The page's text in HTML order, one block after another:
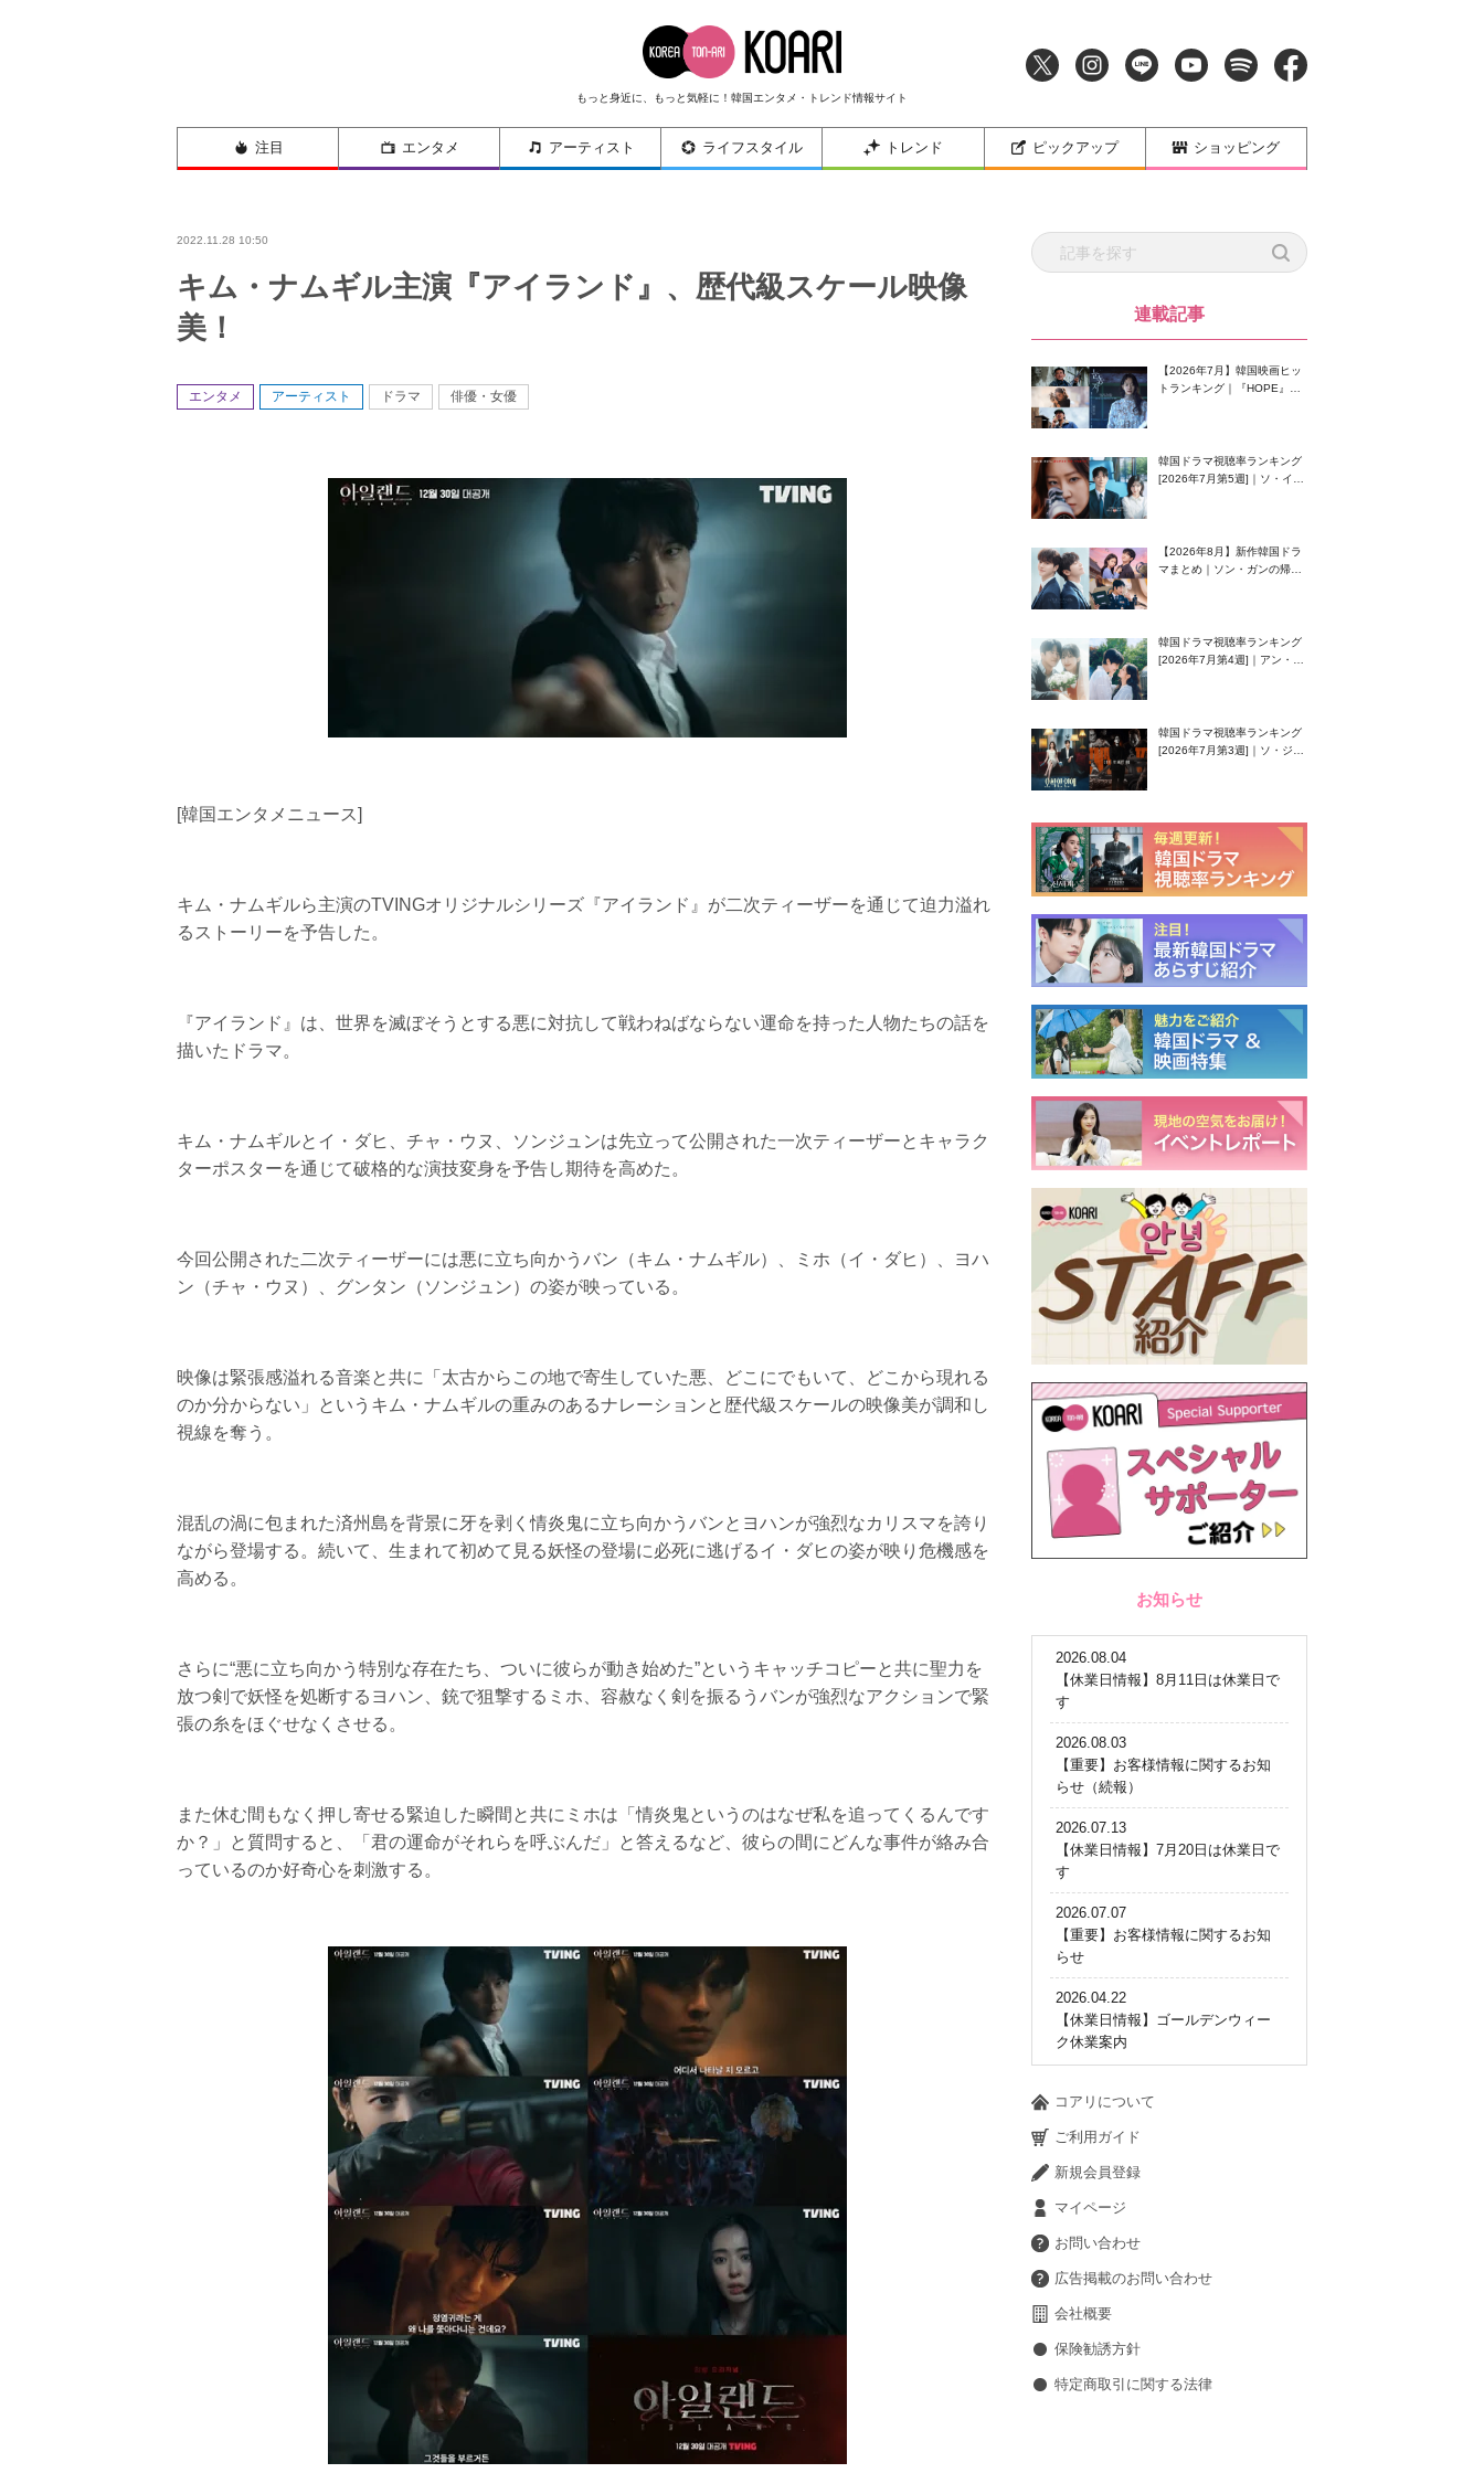
もっと身近に、もっと気軽に！韓国エンタメ・トレンド情報サイト
注目 エンタメ アーティスト ライフスタイル トレンド ピックアップ ショッピング
2022.11.28 10:50
キム・ナムギル主演『アイランド』、歴代級スケール映像
美！
エンタメ アーティスト ドラマ 俳優・女優
[韓国エンタメニュース]
キム・ナムギルら主演のTVINGオリジナルシリーズ『アイランド』が二次ティーザーを通じて迫力溢れ
るストーリーを予告した。
『アイランド』は、世界を滅ぼそうとする悪に対抗して戦わねばならない運命を持った人物たちの話を
描いたドラマ。
キム・ナムギルとイ・ダヒ、チャ・ウヌ、ソンジュンは先立って公開された一次ティーザーとキャラク
ターポスターを通じて破格的な演技変身を予告し期待を高めた。
今回公開された二次ティーザーには悪に立ち向かうバン（キム・ナムギル）、ミホ（イ・ダヒ）、ヨハ
ン（チャ・ウヌ）、グンタン（ソンジュン）の姿が映っている。
映像は緊張感溢れる音楽と共に「太古からこの地で寄生していた悪、どこにでもいて、どこから現れる
のか分からない」というキム・ナムギルの重みのあるナレーションと歴代級スケールの映像美が調和し
視線を奪う。
混乱の渦に包まれた済州島を背景に牙を剥く情炎鬼に立ち向かうバンとヨハンが強烈なカリスマを誇り
ながら登場する。続いて、生まれて初めて見る妖怪の登場に必死に逃げるイ・ダヒの姿が映り危機感を
高める。
さらに“悪に立ち向かう特別な存在たち、ついに彼らが動き始めた”というキャッチコピーと共に聖力を
放つ剣で妖怪を処断するヨハン、銃で狙撃するミホ、容赦なく剣を振るうバンが強烈なアクションで緊
張の糸をほぐせなくさせる。
また休む間もなく押し寄せる緊迫した瞬間と共にミホは「情炎鬼というのはなぜ私を追ってくるんです
か？」と質問すると、「君の運命がそれらを呼ぶんだ」と答えるなど、彼らの間にどんな事件が絡み合
っているのか好奇心を刺激する。
連載記事
【2026年7月】韓国映画ヒッ
トランキング｜『HOPE』が
韓国ドラマ視聴率ランキング
[2026年7月第5週]｜ソ・イン
【2026年8月】新作韓国ドラ
マまとめ｜ソン・ガンの帰
韓国ドラマ視聴率ランキング
[2026年7月第4週]｜アン・ヒ
韓国ドラマ視聴率ランキング
[2026年7月第3週]｜ソ・ジソ
お知らせ
2026.08.04
【休業日情報】8月11日は休業日で
す
2026.08.03
【重要】お客様情報に関するお知
らせ（続報）
2026.07.13
【休業日情報】7月20日は休業日で
す
2026.07.07
【重要】お客様情報に関するお知
らせ
2026.04.22
【休業日情報】ゴールデンウィー
ク休業案内
コアリについて
ご利用ガイド
新規会員登録
マイページ
お問い合わせ
広告掲載のお問い合わせ
会社概要
保険勧誘方針
特定商取引に関する法律